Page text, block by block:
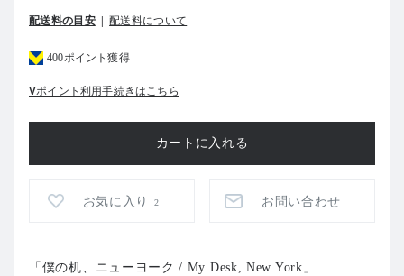
配送料の目安 配送料について
400ポイント獲得
Vポイント利用手続きはこちら
お気に入り 2 お問い合わせ
「僕の机、ニューヨーク / My Desk, New York」